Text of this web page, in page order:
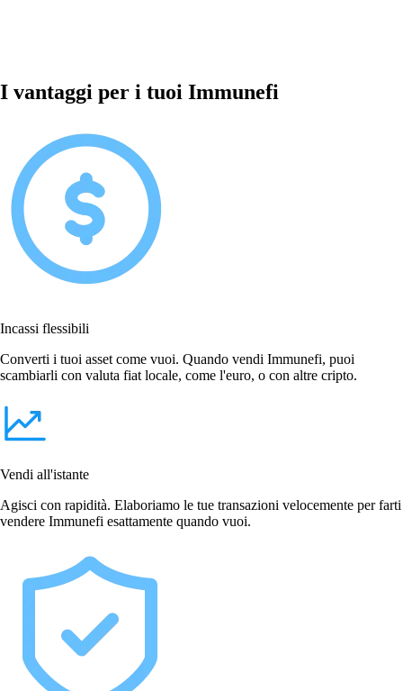
I vantaggi per i tuoi Immunefi
Incassi flessibili
Converti i tuoi asset come vuoi. Quando vendi Immunefi, puoi
scambiarli con valuta fiat locale, come l'euro, o con altre cripto.
Vendi all'istante
Agisci con rapidità. Elaboriamo le tue transazioni velocemente per farti
vendere Immunefi esattamente quando vuoi.